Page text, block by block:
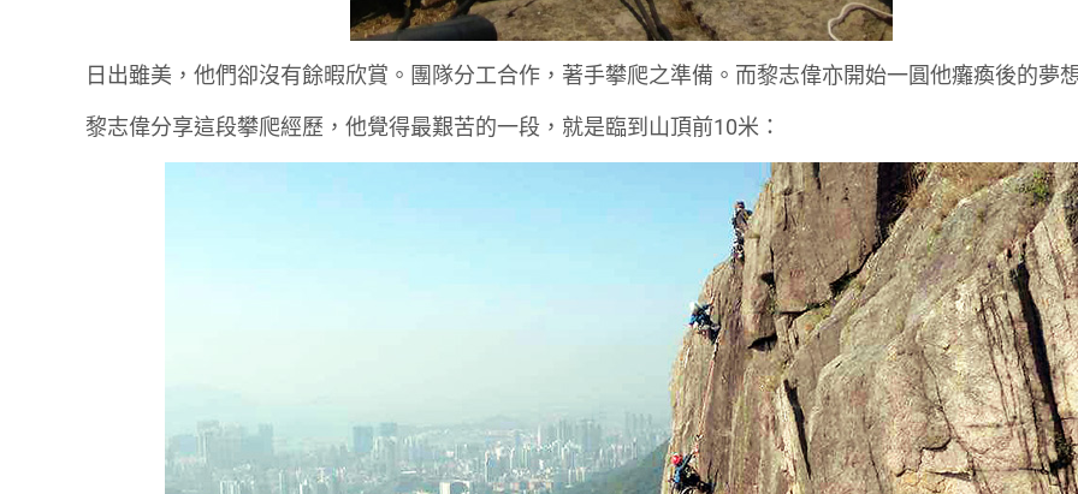
日出雖美，他們卻沒有餘暇欣賞。團隊分工合作，著手攀爬之準備。而黎志偉亦開始一圓他癱瘓後的夢
黎志偉分享這段攀爬經歷，他覺得最艱苦的一段，就是臨到山頂前10米：